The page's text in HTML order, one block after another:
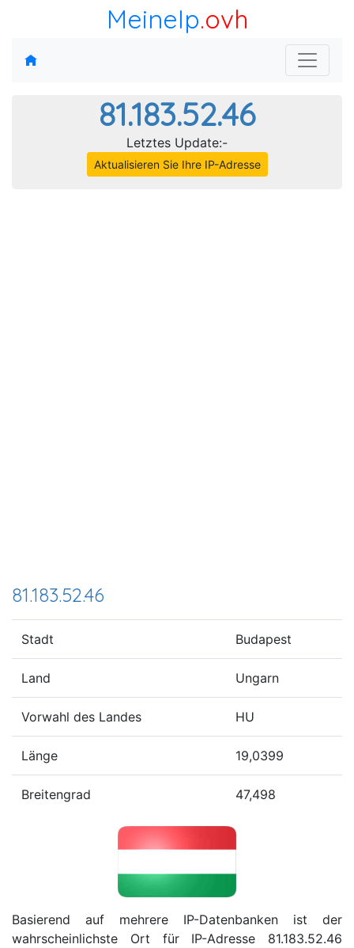
MeineIp.ovh
81.183.52.46
Letztes Update:-
Aktualisieren Sie Ihre IP-Adresse
81.183.52.46
Stadt Budapest
Land Ungarn
Vorwahl des Landes HU
Länge 19,0399
Breitengrad 47,498
Basierend auf mehrere IP-Datenbanken ist der
wahrscheinlichste Ort für IP-Adresse 81.183.52.46